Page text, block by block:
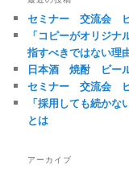
セミナー 交流会
「コピーがオリジ
指すべきではない理
日本酒 焼酎 ビー
セミナー 交流会
「採用しても続か
とは
アーカイブ